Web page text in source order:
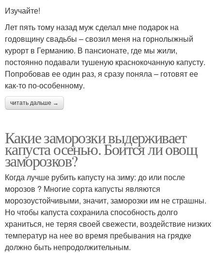
Изучайте!
Лет пять тому назад муж сделал мне подарок на
годовщину свадьбы – свозил меня на горнолыжный
курорт в Германию. В пансионате, где мы жили,
постоянно подавали тушеную краснокочанную капусту.
Попробовав ее один раз, я сразу поняла – готовят ее
как-то по-особенному.
читать дальше →
Какие заморозки выдерживает
капуста осенью. Боится ли овощ
заморозков?
Когда лучше рубить капусту на зиму: до или после
морозов ? Многие сорта капусты являются
морозоустойчивыми, значит, заморозки им не страшны.
Но чтобы капуста сохранила способность долго
храниться, не теряя своей свежести, воздействие низких
температур на нее во время пребывания на грядке
должно быть непродолжительным.